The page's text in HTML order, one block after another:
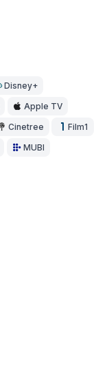
Disney+
Apple TV
Cinetree Film1
MUBI